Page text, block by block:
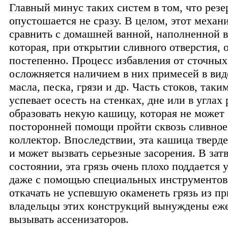
Главный минус таких систем в том, что
опустошается не сразу. В целом, этот
сравнить с домашней ванной, наполненной
которая, при открытии сливного отверстия,
постепенно. Процесс избавления от
осложняется наличием в них примесей в
масла, песка, грязи и др. Часть стоков,
успевает осесть на стенках, дне или в углах
образовать некую кашицу, которая не может
посторонней помощи пройти сквозь сливное
коллектор. Впоследствии, эта кашица
и может вызвать серьезные засорения. В
состоянии, эта грязь очень плохо поддается
даже с помощью специальных
откачать не успевшую окаменеть грязь из
владельцы этих конструкций вынуждены
вызывать ассенизаторов.